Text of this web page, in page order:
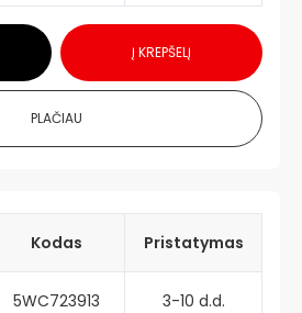
Į KREPŠELĮ
PLAČIAU
Kodas Pristatymas
5WC723913 3-10 d.d.